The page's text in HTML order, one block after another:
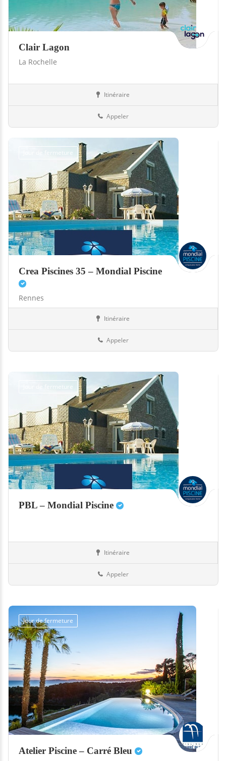
Clair Lagon
La Rochelle
Itinéraire
Appeler
Jour de fermeture
Crea Piscines 35 – Mondial Piscine
Rennes
Itinéraire
Appeler
Jour de fermeture
PBL – Mondial Piscine
Itinéraire
Appeler
Jour de fermeture
Atelier Piscine – Carré Bleu